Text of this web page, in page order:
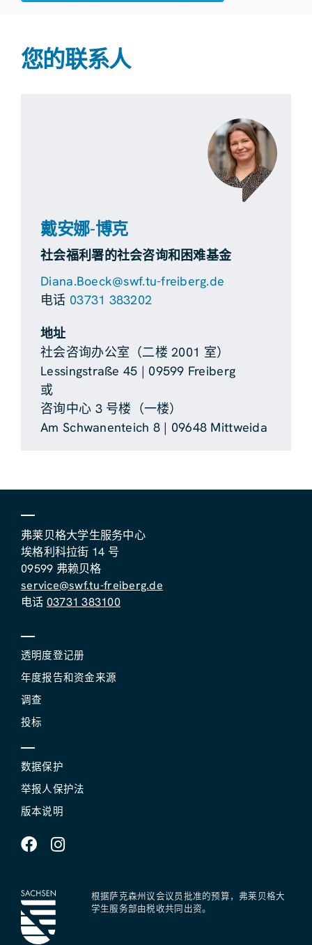
您的联系人
戴安娜-博克
社会福利署的社会咨询和困难基金
Diana.Boeck@swf.tu-freiberg.de
电话 03731 383202
地址
社会咨询办公室（二楼 2001 室）
Lessingstraße 45 | 09599 Freiberg
或
咨询中心 3 号楼（一楼）
Am Schwanenteich 8 | 09648 Mittweida
弗莱贝格大学生服务中心
埃格利科拉街 14 号
09599 弗赖贝格
service@swf.tu-freiberg.de
电话 03731 383100
透明度登记册
年度报告和资金来源
调查
投标
数据保护
举报人保护法
版本说明
根据萨克森州议会议员批准的预算，弗莱贝格大
学生服务部由税收共同出资。